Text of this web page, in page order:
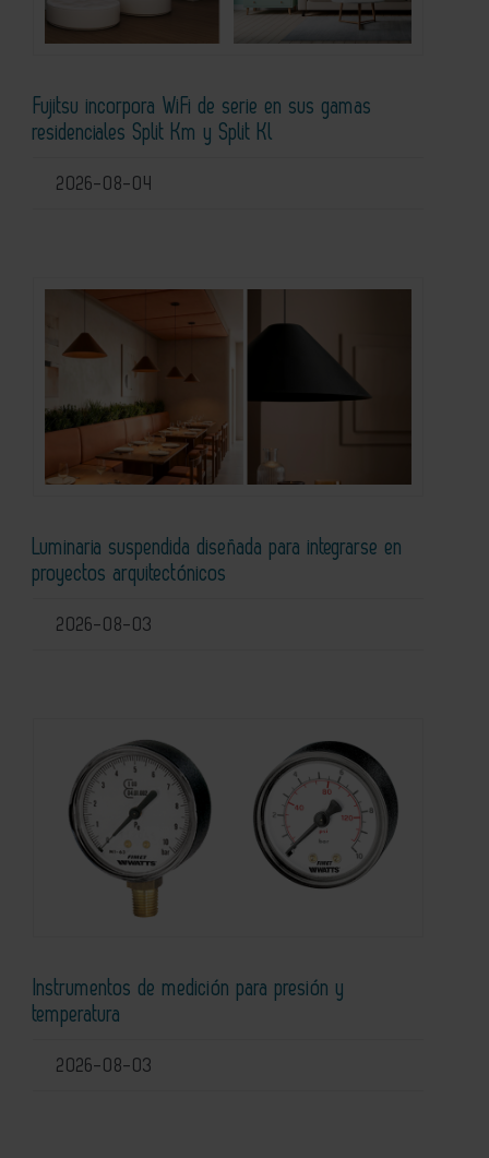
Fujitsu incorpora WiFi de serie en sus gamas
residenciales Split Km y Split Kl
2026-08-04
Luminaria suspendida diseñada para integrarse en
proyectos arquitectónicos
2026-08-03
Instrumentos de medición para presión y
temperatura
2026-08-03